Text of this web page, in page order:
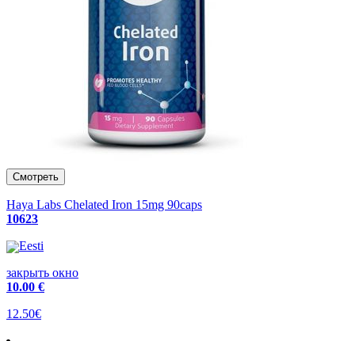
Haya Labs Chelated Iron 15mg 90caps
10623
Eesti
закрыть окно
10.00 €
12.50€